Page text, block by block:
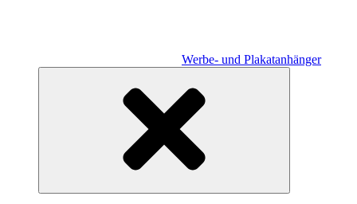
Werbe- und Plakatanhänger